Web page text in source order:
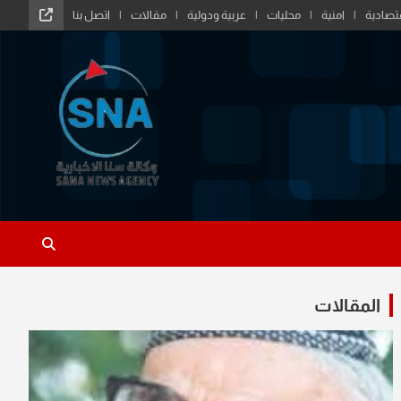
امنية محليات عربية ودولية مقالات اتصل بنا
المقالات